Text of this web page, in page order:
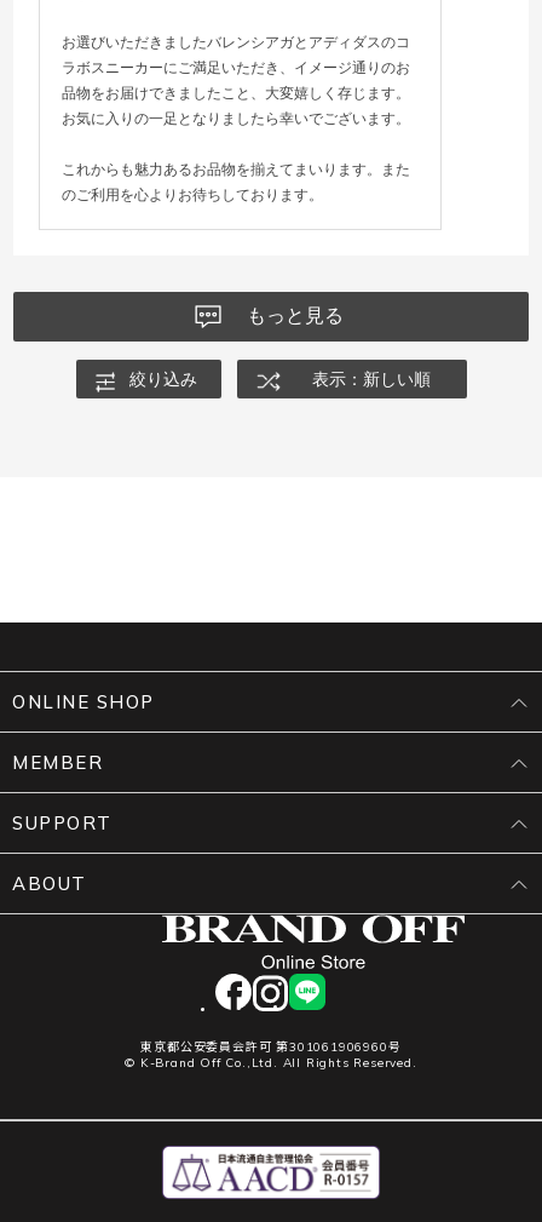
お選びいただきましたバレンシアガとアディダスのコ
ラボスニーカーにご満足いただき、イメージ通りのお
品物をお届けできましたこと、大変嬉しく存じます。
お気に入りの一足となりましたら幸いでございます。
これからも魅力あるお品物を揃えてまいります。また
のご利用を心よりお待ちしております。
もっと見る
絞り込み 表示：新しい順
facebookinstagram
LINE
東京都公安委員会許可 第301061906960号
© K-Brand Off Co.,Ltd. All Rights Reserved.
ONLINE SHOP
MEMBER
SUPPORT
ABOUT